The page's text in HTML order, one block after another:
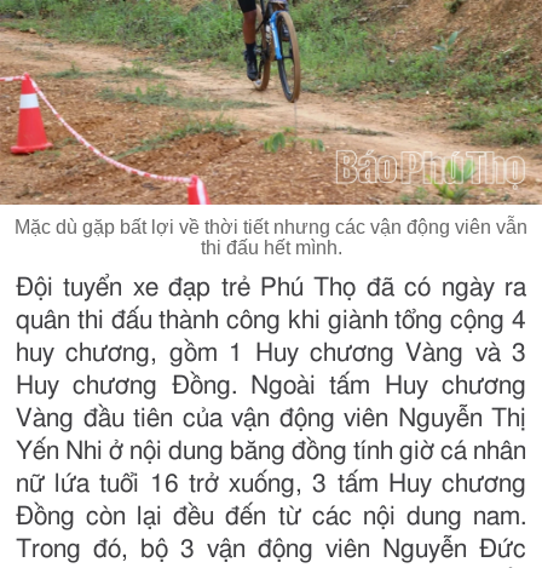
Mặc dù gặp bất lợi về thời tiết nhưng các vận động viên vẫn
thi đấu hết mình.
Đội tuyển xe đạp trẻ Phú Thọ đã có ngày ra
quân thi đấu thành công khi giành tổng cộng 4
huy chương, gồm 1 Huy chương Vàng và 3
Huy chương Đồng. Ngoài tấm Huy chương
Vàng đầu tiên của vận động viên Nguyễn Thị
Yến Nhi ở nội dung băng đồng tính giờ cá nhân
nữ lứa tuổi 16 trở xuống, 3 tấm Huy chương
Đồng còn lại đều đến từ các nội dung nam.
Trong đó, bộ 3 vận động viên Nguyễn Đức